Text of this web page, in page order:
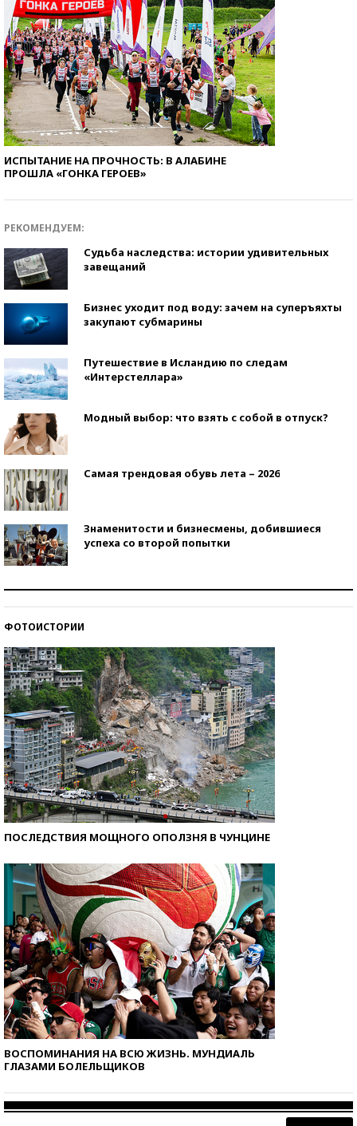
ИСПЫТАНИЕ НА ПРОЧНОСТЬ: В АЛАБИНЕ
ПРОШЛА «ГОНКА ГЕРОЕВ»
РЕКОМЕНДУЕМ:
Судьба наследства: истории удивительных
завещаний
Бизнес уходит под воду: зачем на суперъяхты
закупают субмарины
Путешествие в Исландию по следам
«Интерстеллара»
Модный выбор: что взять с собой в отпуск?
Самая трендовая обувь лета – 2026
Знаменитости и бизнесмены, добившиеся
успеха со второй попытки
ФОТОИСТОРИИ
ПОСЛЕДСТВИЯ МОЩНОГО ОПОЛЗНЯ В ЧУНЦИНЕ
ВОСПОМИНАНИЯ НА ВСЮ ЖИЗНЬ. МУНДИАЛЬ
ГЛАЗАМИ БОЛЕЛЬЩИКОВ